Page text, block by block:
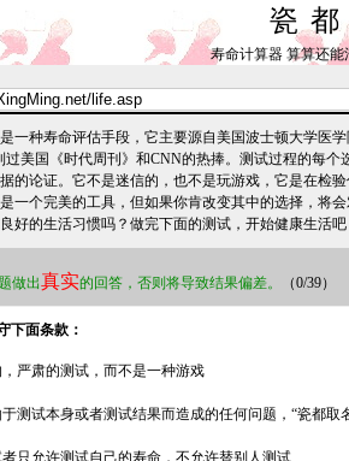
瓷
寿命计算器 算算还能
种寿命评估手段，它主要源自美国波士顿大学医学
过美国《时代周刊》和CNN的热捧。测试过程的每个
的论证。它不是迷信的，也不是玩游戏，它是在检
一个完美的工具，但如果你肯改变其中的选择，将
好的生活习惯吗？做完下面的测试，开始健康生活
做出真实的回答，否则将导致结果偏差。 （0/39）
下面条款：
严肃的测试，而不是一种游戏
测试本身或者测试结果而造成的任何问题，“瓷都取
只允许测试自己的寿命，不允许替别人测试